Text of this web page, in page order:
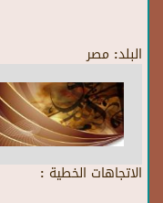
البلد: مصر
الاتجاهات الخطية :